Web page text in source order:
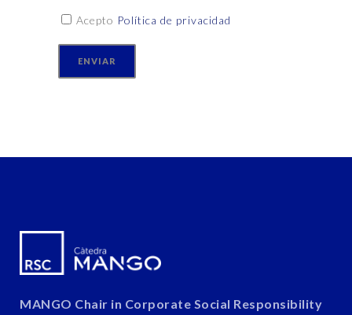
Acepto Política de privacidad
MANGO Chair in Corporate Social Responsibility